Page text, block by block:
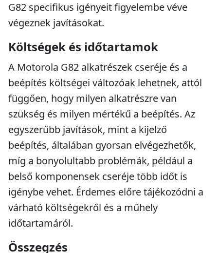
G82 specifikus igényeit figyelembe véve
végeznek javításokat.
Költségek és időtartamok
A Motorola G82 alkatrészek cseréje és a
beépítés költségei változóak lehetnek, attól
függően, hogy milyen alkatrészre van
szükség és milyen mértékű a beépítés. Az
egyszerűbb javítások, mint a kijelző
beépítés, általában gyorsan elvégezhetők,
míg a bonyolultabb problémák, például a
belső komponensek cseréje több időt is
igénybe vehet. Érdemes előre tájékozódni a
várható költségekről és a műhely
időtartamáról.
Összegzés